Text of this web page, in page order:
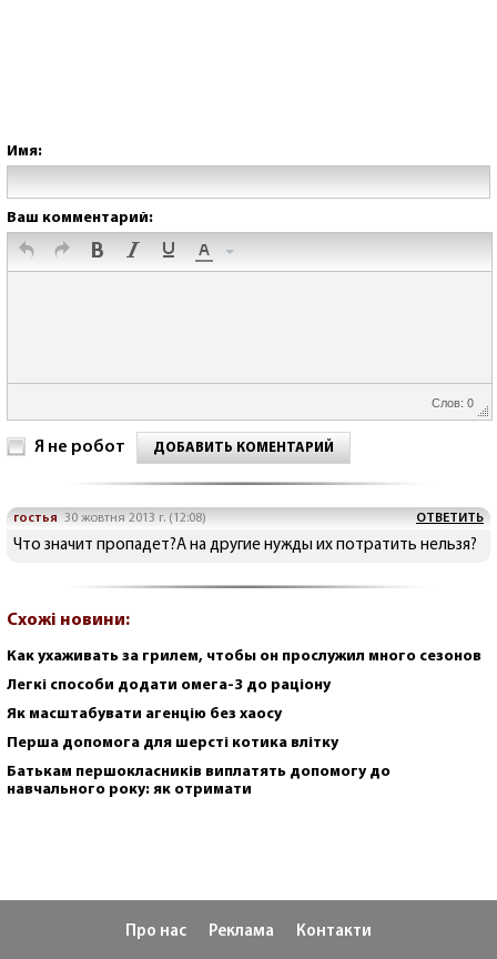
Имя:
Ваш комментарий:
Слов: 0
Я не робот ДОБАВИТЬ КОМЕНТАРИЙ
гостья 30 жовтня 2013 г. (12:08) ОТВЕТИТЬ
Что значит пропадет?А на другие нужды их потратить нельзя?
Схожі новини:
Как ухаживать за грилем, чтобы он прослужил много сезонов
Легкі способи додати омега-3 до раціону
Як масштабувати агенцію без хаосу
Перша допомога для шерсті котика влітку
Батькам першокласників виплатять допомогу до
навчального року: як отримати
Про нас Реклама Контакти